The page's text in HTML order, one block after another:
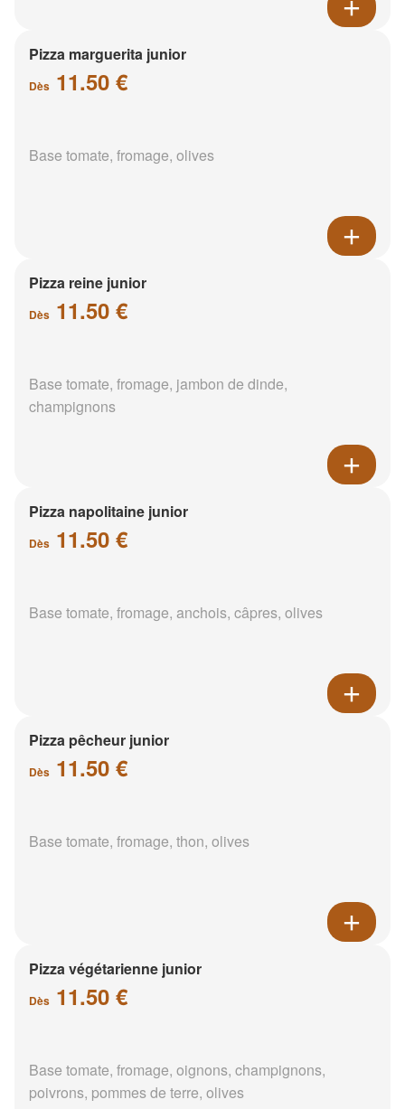
Pizza marguerita junior
Dès 11.50 €
Base tomate, fromage, olives
Pizza reine junior
Dès 11.50 €
Base tomate, fromage, jambon de dinde,
champignons
Pizza napolitaine junior
Dès 11.50 €
Base tomate, fromage, anchois, câpres, olives
Pizza pêcheur junior
Dès 11.50 €
Base tomate, fromage, thon, olives
Pizza végétarienne junior
Dès 11.50 €
Base tomate, fromage, oignons, champignons,
poivrons, pommes de terre, olives